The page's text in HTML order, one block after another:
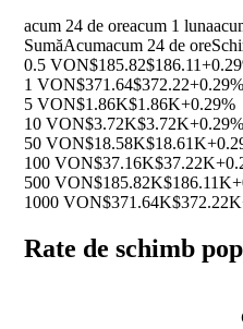
acum 24 de oreacum 1 luna
SumăAcumacum 24 de ore
0.5 VON$185.82$186.11
1 VON$371.64$372.22+0.29%
5 VON$1.86K$1.86K+0.29%
10 VON$3.72K$3.72K+0.29%
50 VON$18.58K$18.61K
100 VON$37.16K$37.22K
500 VON$185.82K$186.11K
1000 VON$371.64K$372.22K
Rate de schimb